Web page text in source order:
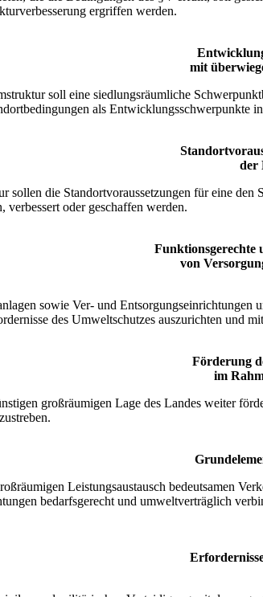
ergriffen werden.
mit
soll eine siedlungsräumliche
als Entwicklungsschwerpunkte
der
sollen die Standortvoraussetzungen für eine
oder geschaffen werden.
Funktionsgerechte
von
sowie Ver- und
des Umweltschutzes auszurichten und
Förderung
im
großräumigen Lage des Landes weiter
Leistungsaustausch bedeutsamen
bedarfsgerecht und umweltverträglich